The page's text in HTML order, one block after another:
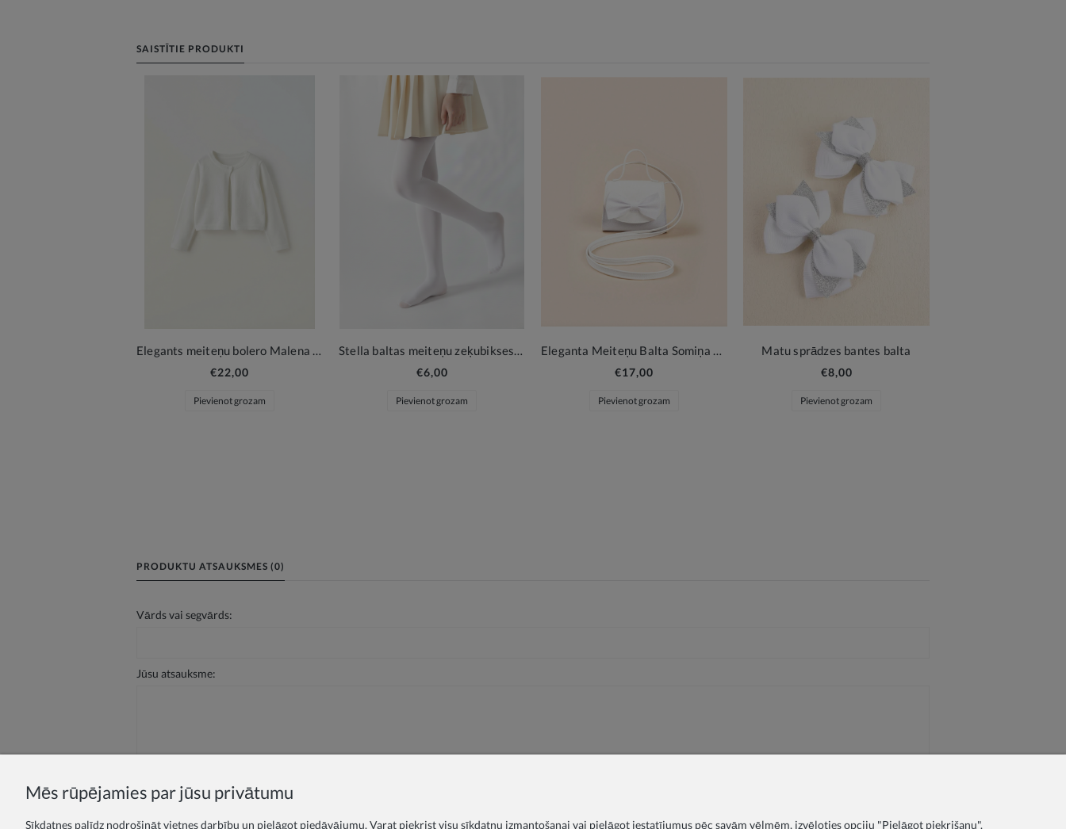
SAISTĪTIE PRODUKTI
€22,00
Pievienot grozam
€6,00
Pievienot grozam
€17,00
Pievienot grozam
Matu sprādzes bantes balta
€8,00
Pievienot grozam
PRODUKTU ATSAUKSMES (0)
Vārds vai segvārds:
Jūsu atsauksme:
Mēs rūpējamies par jūsu privātumu
Sīkdatnes palīdz nodrošināt vietnes darbību un pielāgot piedāvājumu. Varat piekrist visu sīkdatņu izmantošanai vai pielāgot iestatījumus pēc savām vēlmēm, izvēloties opciju "Pielāgot piekrišanu".